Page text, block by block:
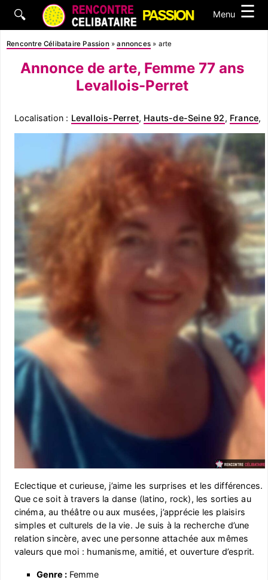
🔍 Menu ☰
Rencontre Célibataire Passion »annonces » arte
Annonce de arte, Femme 77 ans
Levallois-Perret
Localisation : Levallois-Perret, Hauts-de-Seine 92, France,
Eclectique et curieuse, j’aime les surprises et les différences.
Que ce soit à travers la danse (latino, rock), les sorties au
cinéma, au théâtre ou aux musées, j’apprécie les plaisirs
simples et culturels de la vie. Je suis à la recherche d’une
relation sincère, avec une personne attachée aux mêmes
valeurs que moi : humanisme, amitié, et ouverture d’esprit.
Genre :Femme